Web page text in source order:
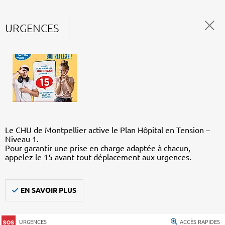
URGENCES
Le CHU de Montpellier active le Plan Hôpital en Tension –
Niveau 1.
Pour garantir une prise en charge adaptée à chacun,
appelez le 15 avant tout déplacement aux urgences.
EN SAVOIR PLUS
URGENCES ACCÈS RAPIDES